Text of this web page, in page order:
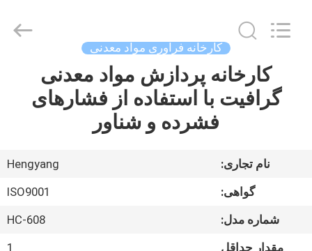
صفحه
اصلی
Industrial
کارخانه فرآوری مواد معدنی
کارخانه پردازش مواد معدنی
گرافیت با استفاده از فشارهای
فشرده و شناور
نام تجاری:
Hengyang
گواهی:
ISO9001
شماره مدل:
HC-608
مقدار حداقل
1